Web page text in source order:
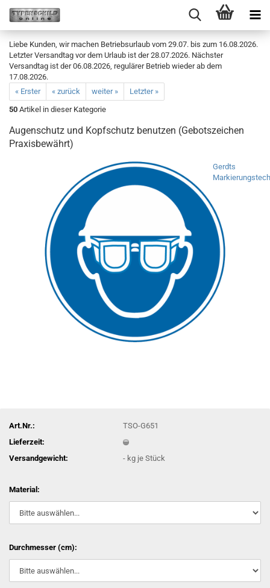
Liebe Kunden, wir machen Betriebsurlaub vom 29.07. bis zum 16.08.2026.
Letzter Versandtag vor dem Urlaub ist der 28.07.2026. Nächster
Versandtag ist der 06.08.2026, regulärer Betrieb wieder ab dem
17.08.2026.
« Erster
« zurück weiter »
Letzter »
50 Artikel in dieser Kategorie
Augenschutz und Kopfschutz benutzen (Gebotszeichen
Praxisbewährt)
Gerdts
Art.Nr.:
TSO-G651
Lieferzeit:
Versandgewicht:
- kg je Stück
Material:
Durchmesser (cm):